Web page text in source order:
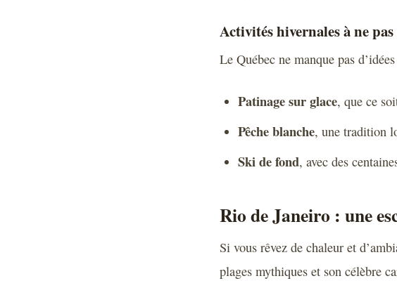
Activités hivernales à ne
Le Québec ne manque pas
Patinage sur glace, que ce
Pêche blanche, une tradition
Ski de fond, avec des
Rio de Janeiro : une
Si vous rêvez de chaleur et
plages mythiques et son célèbre